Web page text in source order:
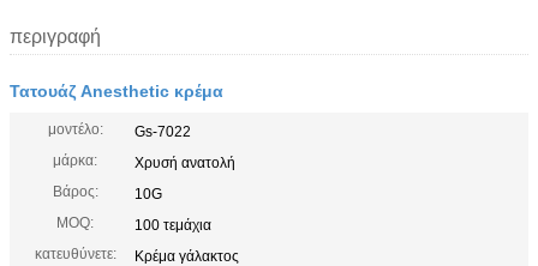
περιγραφή
Τατουάζ Anesthetic κρέμα
μοντέλο:
Gs-7022
μάρκα:
Χρυσή ανατολή
Βάρος:
10G
MOQ:
100 τεμάχια
κατευθύνετε:
Κρέμα γάλακτος